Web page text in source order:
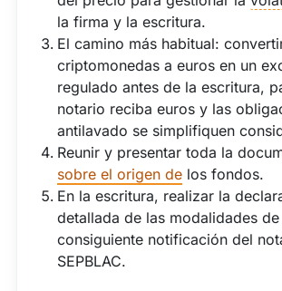
la firma y la escritura.
El camino más habitual:
criptomonedas a euros en un
regulado antes de la escritura,
notario reciba euros y las
antilavado se simplifiquen
Reunir y presentar toda la
sobre el origen de los fondos.
En la escritura, realizar la
detallada de las modalidades
consiguiente notificación del
SEPBLAC.